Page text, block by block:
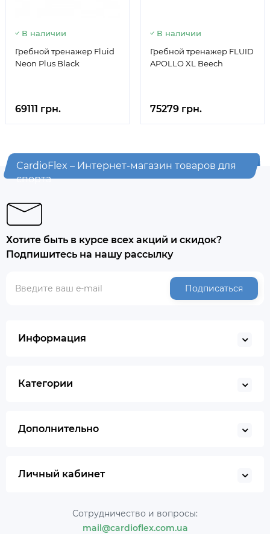
В наличии
Гребной тренажер Fluid
Neon Plus Black
69111 грн.
В наличии
Гребной тренажер FLUID
APOLLO XL Beech
75279 грн.
CardioFlex – Интернет-магазин товаров для
спорта
Хотите быть в курсе всех акций и скидок?
Подпишитесь на нашу рассылку
Подписаться
Информация
Категории
Дополнительно
Личный кабинет
Сотрудничество и вопросы:
mail@cardioflex.com.ua